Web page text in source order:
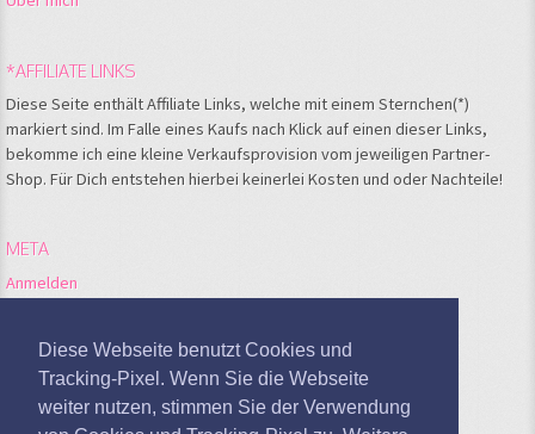
Diese Webseite benutzt Cookies und
Tracking-Pixel. Wenn Sie die Webseite
weiter nutzen, stimmen Sie der Verwendung
*AFFILIATE LINKS
Diese Seite enthält Affiliate Links, welche mit einem Sternchen(*)
markiert sind. Im Falle eines Kaufs nach Klick auf einen dieser Links,
bekomme ich eine kleine Verkaufsprovision vom jeweiligen Partner-
Shop. Für Dich entstehen hierbei keinerlei Kosten und oder Nachteile!
META
Anmelden
Kommentare-Feed
Google Analytics deaktivieren